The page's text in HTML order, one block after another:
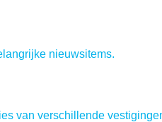
nieuwsitems.
van verschillende